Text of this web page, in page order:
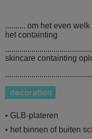
.......... om het even
het containting
skincare containting
• GLB-plateren
• het binnen of buiten